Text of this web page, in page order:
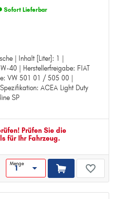
Sofort Lieferbar
| Inhalt [Liter]: 1 |
40 | Herstellerfreigabe: FIAT
VW 501 01 / 505 00 |
ACEA Light Duty
SP
40
D2
B
Prüfen Sie die
für Ihr Fahrzeug.
Menge